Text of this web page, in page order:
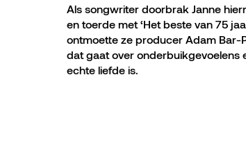
Als songwriter doorbrak Janne
en toerde met ‘Het beste van 75
ontmoette ze producer Adam Bar-
dat gaat over onderbuikgevoelens
echte liefde is.